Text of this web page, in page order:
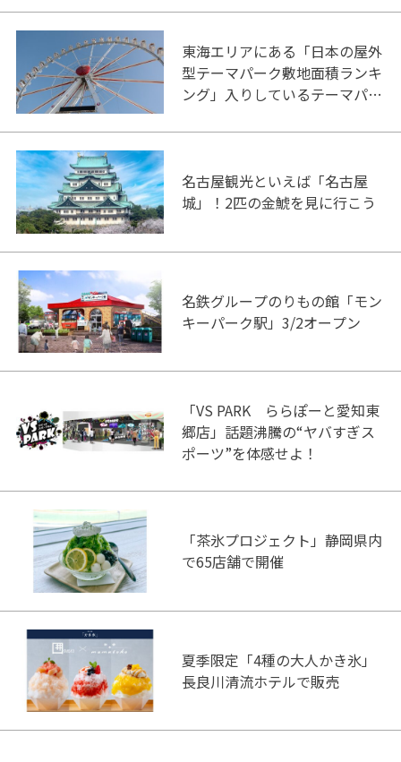
東海エリアにある「日本の屋外
型テーマパーク敷地面積ランキ
ング」入りしているテーマパー
名古屋観光といえば「名古屋
城」！2匹の金鯱を見に行こう
名鉄グループのりもの館「モン
キーパーク駅」3/2オープン
「VS PARK ららぽーと愛知東
郷店」話題沸騰の“ヤバすぎス
ポーツ”を体感せよ！
「茶氷プロジェクト」静岡県内
で65店舗で開催
夏季限定「4種の大人かき氷」
長良川清流ホテルで販売